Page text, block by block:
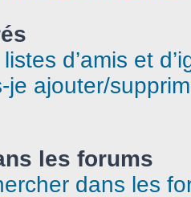
d’amis et
je ajouter/
les forums
dans les